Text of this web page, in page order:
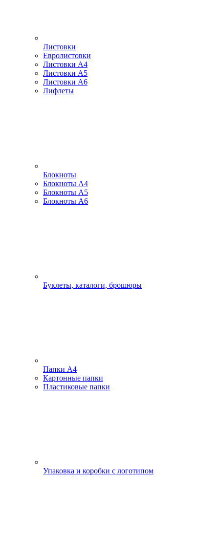
Листовки
Евролистовки
Листовки А4
Листовки А5
Листовки А6
Лифлеты
Блокноты
Блокноты А4
Блокноты А5
Блокноты А6
Буклеты, каталоги, брошюры
Папки А4
Картонные папки
Пластиковые папки
Упаковка и коробки с логотипом